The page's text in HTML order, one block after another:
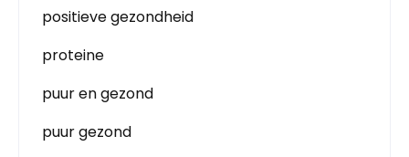
positieve gezondheid
proteine
puur en gezond
puur gezond